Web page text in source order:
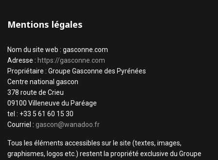
Mentions légales
Nom du site web : gasconne.com
Adresse : https://gasconne.com
Propriétaire : Groupe Gasconne des Pyrénées
Centre national gascon
378 route de Crieu
09100 Villeneuve du Paréage
tel : +33 5 61 60 15 30
Courriel : gascon@wanadoo.fr
Tous les éléments accessibles sur le site (textes, images,
graphismes, logos etc.) restent la propriété exclusive du Groupe